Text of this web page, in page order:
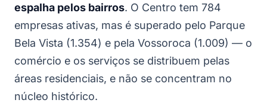
espalha pelos bairros. O Centro tem 784
empresas ativas, mas é superado pelo Parque
Bela Vista (1.354) e pela Vossoroca (1.009) — o
comércio e os serviços se distribuem pelas
áreas residenciais, e não se concentram no
núcleo histórico.